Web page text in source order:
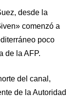
desde la
comenzó a
poco
de la AFP.
del canal,
de la Autoridad